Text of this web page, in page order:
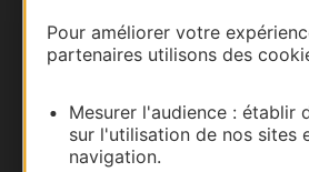
Pour améliorer votre
partenaires utilisons des
Mesurer l'audience : établir
sur l'utilisation de nos sites
navigation.
Documentation